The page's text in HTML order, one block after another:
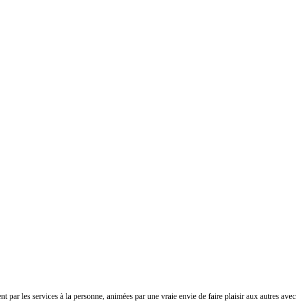
nous avons réalisé en propre.
par les services à la personne, animées par une vraie envie de faire plaisir aux autres avec